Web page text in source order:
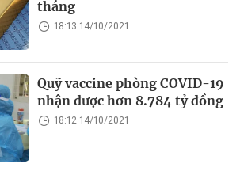
tháng
18:13 14/10/2021
Quỹ vaccine phòng COVID-19
nhận được hơn 8.784 tỷ đồng
18:12 14/10/2021